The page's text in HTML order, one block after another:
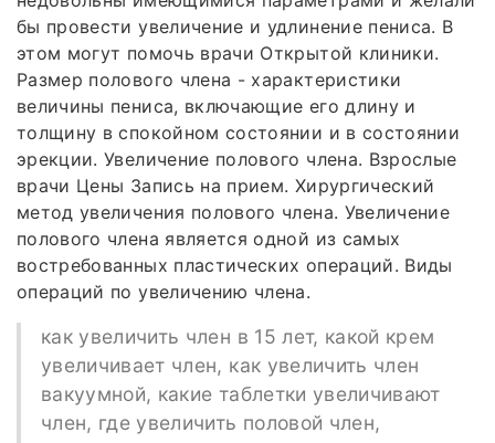
бы провести увеличение и удлинение пениса. В
этом могут помочь врачи Открытой клиники.
Размер полового члена - характеристики
величины пениса, включающие его длину и
толщину в спокойном состоянии и в состоянии
эрекции. Увеличение полового члена. Взрослые
врачи Цены Запись на прием. Хирургический
метод увеличения полового члена. Увеличение
полового члена является одной из самых
востребованных пластических операций. Виды
операций по увеличению члена.
как увеличить член в 15 лет, какой крем
увеличивает член, как увеличить член
вакуумной, какие таблетки увеличивают
член, где увеличить половой член,